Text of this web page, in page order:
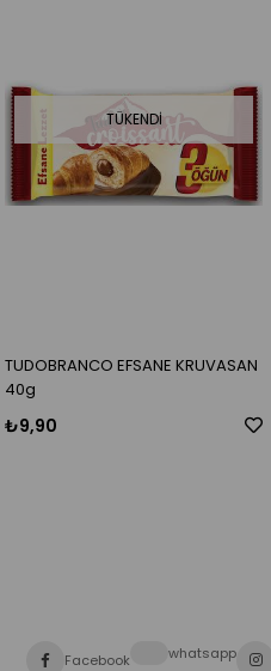
TÜKENDI
TUDOBRANCO EFSANE KRUVASAN
40g
₺9,90
Facebook whatsapp